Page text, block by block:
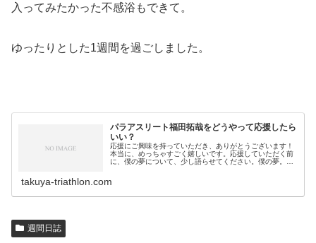
入ってみたかった不感浴もできて。
ゆったりとした1週間を過ごしました。
パラアスリート福田拓哉をどうやって応援したら
いい？
応援にご興味を持っていただき、ありがとうございます！
本当に、めっちゃすごく嬉しいです。応援していただく前
に、僕の夢について、少し語らせてください。僕の夢。そ
takuya-triathlon.com
週間日誌